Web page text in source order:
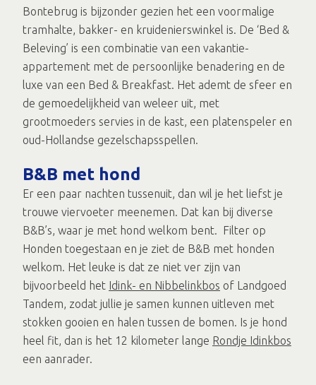
Bontebrug is bijzonder gezien het een voormalige
tramhalte, bakker- en kruidenierswinkel is. De ‘Bed &
Beleving’ is een combinatie van een vakantie-
appartement met de persoonlijke benadering en de
luxe van een Bed & Breakfast. Het ademt de sfeer en
de gemoedelijkheid van weleer uit, met
grootmoeders servies in de kast, een platenspeler en
oud-Hollandse gezelschapsspellen.
B&B met hond
Er een paar nachten tussenuit, dan wil je het liefst je
trouwe viervoeter meenemen. Dat kan bij diverse
B&B’s, waar je met hond welkom bent. Filter op
Honden toegestaan en je ziet de B&B met honden
welkom. Het leuke is dat ze niet ver zijn van
bijvoorbeeld het Idink- en Nibbelinkbos of Landgoed
Tandem, zodat jullie je samen kunnen uitleven met
stokken gooien en halen tussen de bomen. Is je hond
heel fit, dan is het 12 kilometer lange Rondje Idinkbos
een aanrader.